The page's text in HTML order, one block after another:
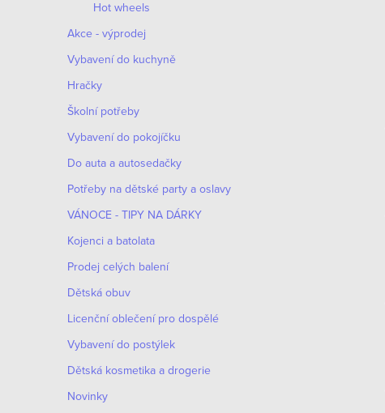
Hot wheels
Akce - výprodej
Vybavení do kuchyně
Hračky
Školní potřeby
Vybavení do pokojíčku
Do auta a autosedačky
Potřeby na dětské party a oslavy
VÁNOCE - TIPY NA DÁRKY
Kojenci a batolata
Prodej celých balení
Dětská obuv
Licenční oblečení pro dospělé
Vybavení do postýlek
Dětská kosmetika a drogerie
Novinky